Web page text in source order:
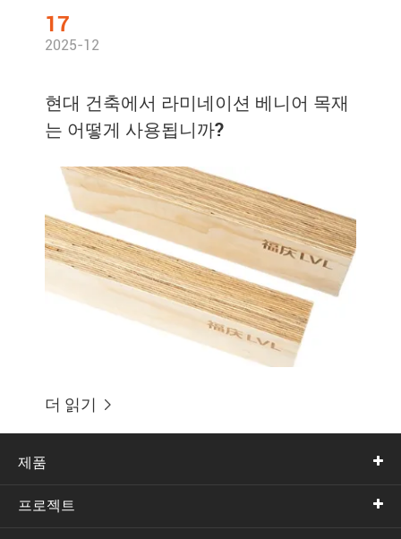
17
2025-12
현대 건축에서 라미네이션 베니어 목재
는 어떻게 사용됩니까?
더 읽기 
제품
프로젝트